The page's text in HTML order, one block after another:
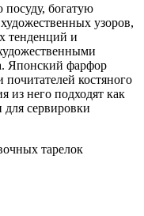
богатую
узоров,
тенденций и
Японский фарфор
костяного
из него подходят как
для сервировки
тарелок